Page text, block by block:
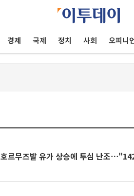
경제 국제 정치 사회 오피니
호르무즈발 유가 상승에 투심 난조